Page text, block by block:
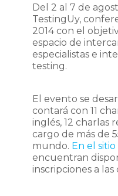
Del 2 al 7 de
TestingUy,
2014 con el
espacio de
especialistas e
testing.
El evento se
contará con 11
inglés, 12 charlas
cargo de más de
mundo. En el
encuentran
inscripciones a